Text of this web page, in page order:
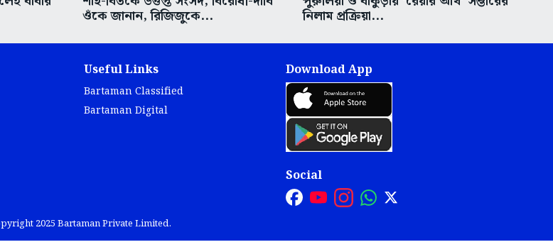
ওঁকে জানান, রিজিজুকে... নিলাম প্রক্রিয়া...
Useful Links
Bartaman Classified
Bartaman Digital
Download App
Social
2025 Bartaman Private Limited.